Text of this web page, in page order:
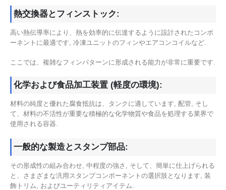
熱交換器とフィンストック:
高い熱伝導率により、熱を効率的に伝達するように設計されたコンポ
ーネントに最適です, 冷凍ユニットのフィンやエアコンコイルなど.
ここでは、複雑なフィンパターンに形成される能力が非常に重要です.
化学および食品加工装置 (軽度の環境):
材料の純度と優れた腐食抵抗は、タンクに適しています, 配管, そし
て、材料の不活性が重要な積極的な化学物質や食品を処理する業界で
使用される容器.
一般的な製造とスタンプ部品:
その形成性の組み合わせ, 中程度の強さ, そして、簡単に仕上げられる
と、さまざまな汎用スタンプコンポーネントの選択肢となります, 装
飾トリム, およびユーティリティアイテム.